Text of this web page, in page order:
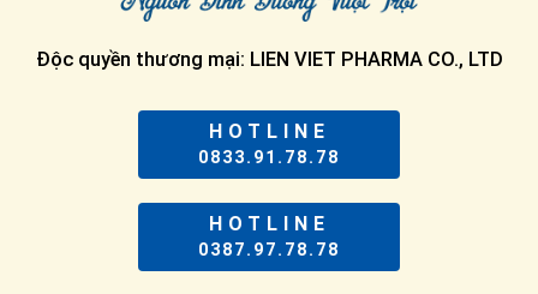
Độc quyền thương mại: LIEN VIET PHARMA CO., LTD
HOTLINE
0833.91.78.78
HOTLINE
0387.97.78.78